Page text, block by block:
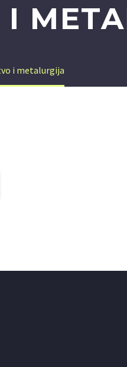
i metalurgija